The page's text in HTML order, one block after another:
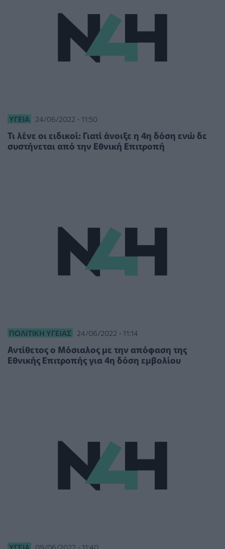
ΥΓΕΊΑ 24/06/2022 - 11:50
Τι λένε οι ειδικοί: Γιατί άνοιξε η 4η δόση ενώ δε
συστήνεται από την Εθνική Επιτροπή
ΠΟΛΙΤΙΚΉ ΥΓΕΊΑΣ 24/06/2022 - 11:14
Αντίθετος ο Μόσιαλος με την απόφαση της
Εθνικής Επιτροπής για 4η δόση εμβολίου
ΥΓΕΊΑ 09/06/2022 - 11:40